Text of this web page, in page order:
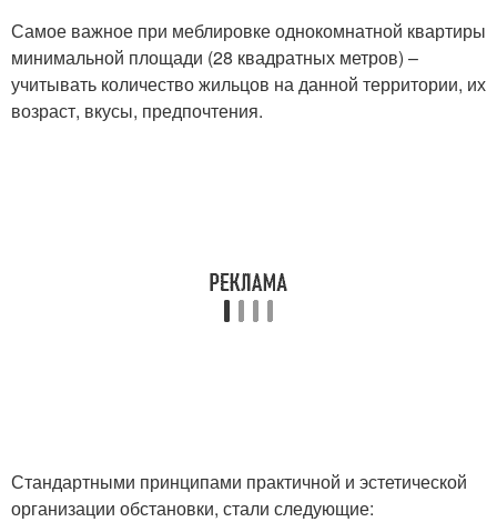
Самое важное при меблировке однокомнатной квартиры
минимальной площади (28 квадратных метров) –
учитывать количество жильцов на данной территории, их
возраст, вкусы, предпочтения.
Стандартными принципами практичной и эстетической
организации обстановки, стали следующие: